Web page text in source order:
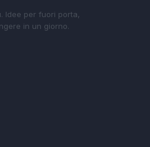
Idee per fuori porta,
in un giorno.